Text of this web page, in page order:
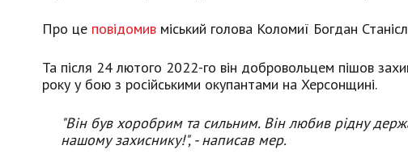
Про це повідомив міський голова Коломиї Богдан
Та після 24 лютого 2022-го він добровольцем пішов
року у бою з російськими окупантами на Херсонщині.
"Він був хоробрим та сильним. Він любив рідну
нашому захиснику!", - написав мер.